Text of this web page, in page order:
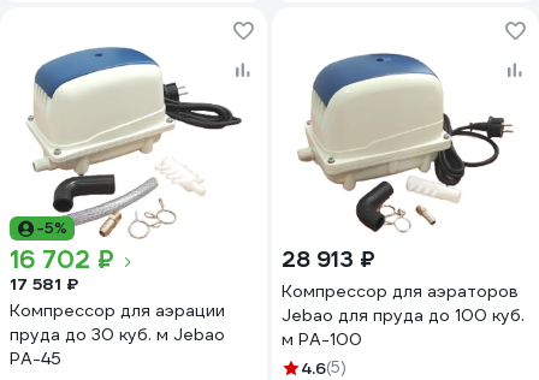
-5%
16 702 ₽
17 581 ₽
Компрессор для аэрации
пруда до 30 куб. м Jebao
PА-45
28 913 ₽
Компрессор для аэраторов
Jebao для пруда до 100 куб.
м PА-100
4.6(5)